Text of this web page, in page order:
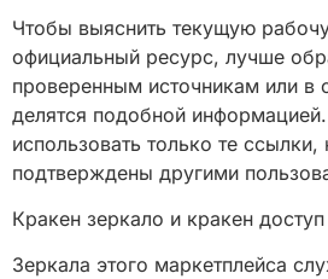
Чтобы выяснить текущую
официальный ресурс, лучше
проверенным источникам или в
делятся подобной
использовать только те
подтверждены другими
Кракен зеркало и кракен доступ
Зеркала этого маркетплейса